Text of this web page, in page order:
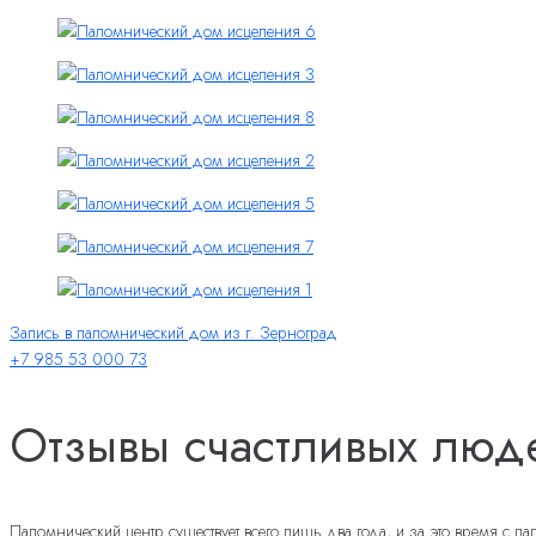
Запись в паломнический дом из г. Зерноград
+7 985 53 000 73
Отзывы счастливых